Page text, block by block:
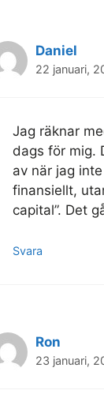
Daniel
22 januari,
Jag räknar
dags för mig.
av när jag
finansiellt,
capital”. Det
Svara
Ron
23 januari,